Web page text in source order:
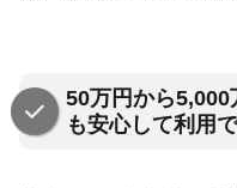
50万円から
も安心して利用